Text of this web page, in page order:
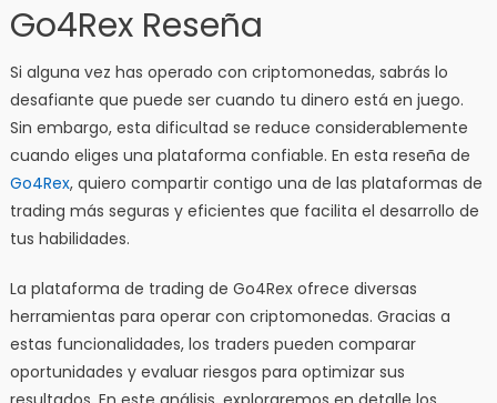
Go4Rex Reseña
Si alguna vez has operado con criptomonedas, sabrás lo
desafiante que puede ser cuando tu dinero está en juego.
Sin embargo, esta dificultad se reduce considerablemente
cuando eliges una plataforma confiable. En esta reseña de
Go4Rex, quiero compartir contigo una de las plataformas de
trading más seguras y eficientes que facilita el desarrollo de
tus habilidades.
La plataforma de trading de Go4Rex ofrece diversas
herramientas para operar con criptomonedas. Gracias a
estas funcionalidades, los traders pueden comparar
oportunidades y evaluar riesgos para optimizar sus